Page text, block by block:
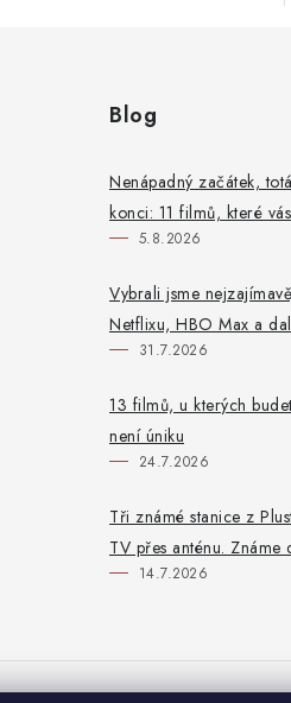
Blog
Nenápadný začátek,
konci: 11 filmů, které
5.8.2026
Vybrali jsme
Netflixu, HBO Max a
31.7.2026
13 filmů, u kterých
není úniku
24.7.2026
Tři známé stanice z
TV přes anténu. Známe
14.7.2026